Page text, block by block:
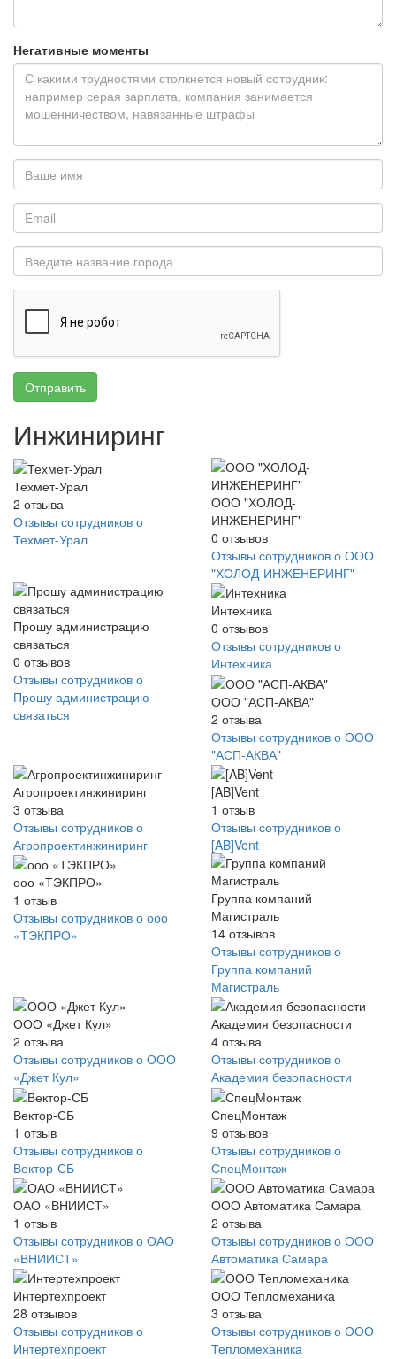
Негативные моменты
Отправить
Инжиниринг
Техмет-Урал
2 отзыва
Отзывы сотрудников о
Техмет-Урал
ООО "ХОЛОД-
ИНЖЕНЕРИНГ"
0 отзывов
Отзывы сотрудников о ООО
"ХОЛОД-ИНЖЕНЕРИНГ"
Прошу администрацию
связаться
0 отзывов
Отзывы сотрудников о
Прошу администрацию
связаться
Интехника
0 отзывов
Отзывы сотрудников о
Интехника
ООО "АСП-АКВА"
2 отзыва
Отзывы сотрудников о ООО
"АСП-АКВА"
Агропроектинжиниринг
3 отзыва
Отзывы сотрудников о
Агропроектинжиниринг
[AB]Vent
1 отзыв
Отзывы сотрудников о
[AB]Vent
ооо «ТЭКПРО»
1 отзыв
Отзывы сотрудников о ооо
«ТЭКПРО»
Группа компаний
Магистраль
14 отзывов
Отзывы сотрудников о
Группа компаний
Магистраль
ООО «Джет Кул»
2 отзыва
Отзывы сотрудников о ООО
«Джет Кул»
Академия безопасности
4 отзыва
Отзывы сотрудников о
Академия безопасности
Вектор-СБ
1 отзыв
Отзывы сотрудников о
Вектор-СБ
СпецМонтаж
9 отзывов
Отзывы сотрудников о
СпецМонтаж
ОАО «ВНИИСТ»
1 отзыв
Отзывы сотрудников о ОАО
«ВНИИСТ»
ООО Автоматика Самара
2 отзыва
Отзывы сотрудников о ООО
Автоматика Самара
Интертехпроект
28 отзывов
Отзывы сотрудников о
Интертехпроект
ООО Тепломеханика
3 отзыва
Отзывы сотрудников о ООО
Тепломеханика